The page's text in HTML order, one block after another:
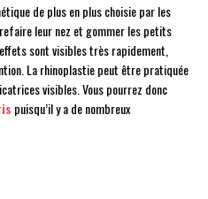
de plus en plus choisie par les
leur nez et gommer les petits
sont visibles très rapidement,
La rhinoplastie peut être pratiquée
visibles. Vous pourrez donc
puisqu’il y a de nombreux